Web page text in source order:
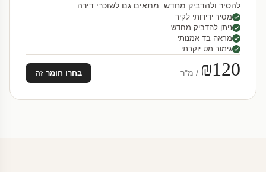
להסיר ולהדביק מחדש. מתאים גם לשוכרי דירה.
מסיר ידידותי לקיר
ניתן להדביק מחדש
מראה בד אמנותי
גימור מט יוקרתי
₪120 / מ"ר בחרו חומר זה